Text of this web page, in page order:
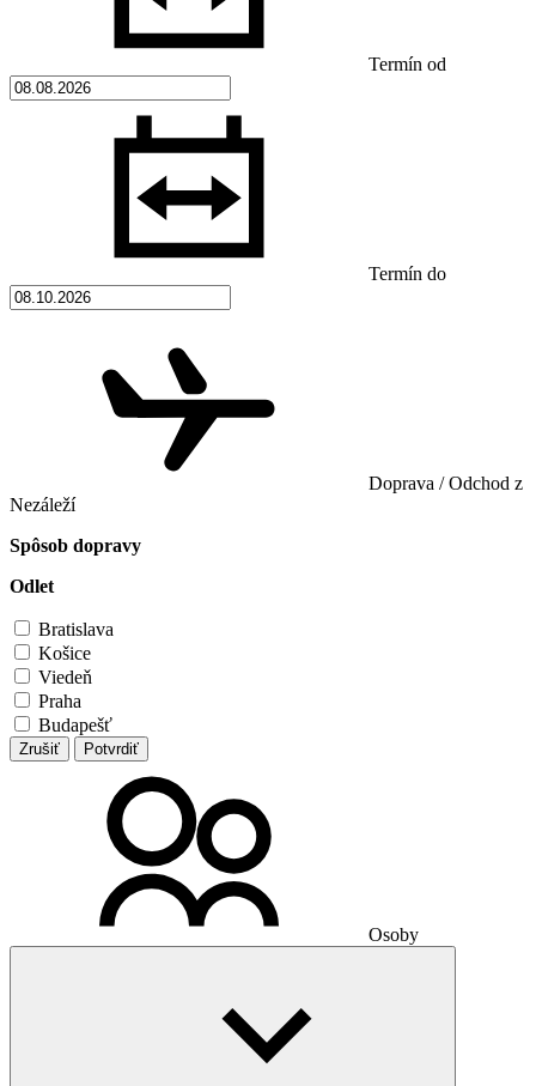
Termín od
Termín do
Doprava / Odchod z
Nezáleží
Spôsob dopravy
Odlet
Bratislava
Košice
Viedeň
Praha
Budapešť
Zrušiť Potvrdiť
Osoby